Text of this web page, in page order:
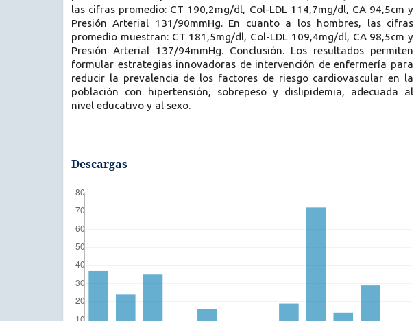
las cifras promedio: CT 190,2mg/dl, Col-LDL 114,7mg/dl, CA 94,5cm y
Presión Arterial 131/90mmHg. En cuanto a los hombres, las cifras
promedio muestran: CT 181,5mg/dl, Col-LDL 109,4mg/dl, CA 98,5cm y
Presión Arterial 137/94mmHg. Conclusión. Los resultados permiten
formular estrategias innovadoras de intervención de enfermería para
reducir la prevalencia de los factores de riesgo cardiovascular en la
población con hipertensión, sobrepeso y dislipidemia, adecuada al
nivel educativo y al sexo.
Descargas